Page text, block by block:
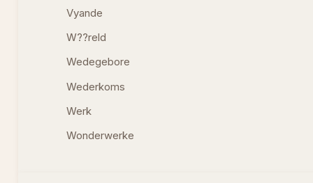
Vyande
W??reld
Wedegebore
Wederkoms
Werk
Wonderwerke